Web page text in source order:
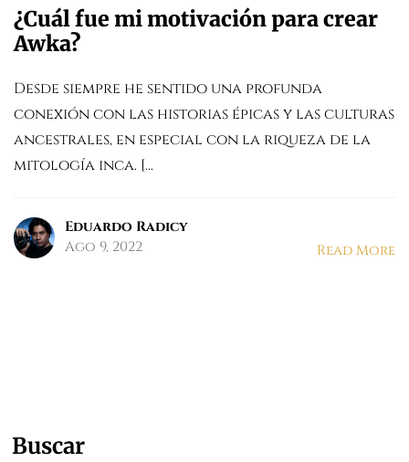
¿Cuál fue mi motivación para crear
Awka?
Desde siempre he sentido una profunda
conexión con las historias épicas y las culturas
ancestrales, en especial con la riqueza de la
mitología inca. [...
Eduardo Radicy
Ago 9, 2022
Read More
Buscar